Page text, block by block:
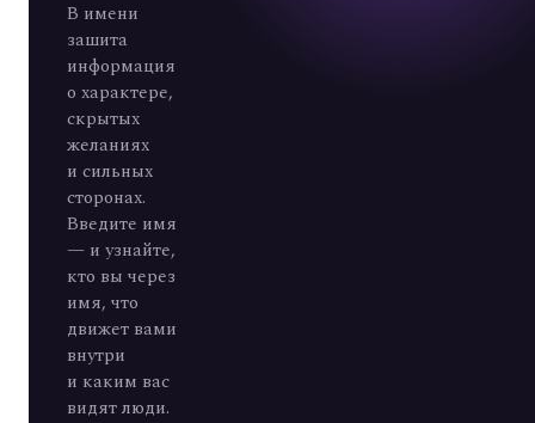
В имени
зашита
информация
о характере,
скрытых
желаниях
и сильных
сторонах.
Введите имя
— и узнайте,
кто вы через
имя, что
движет вами
внутри
и каким вас
видят люди.